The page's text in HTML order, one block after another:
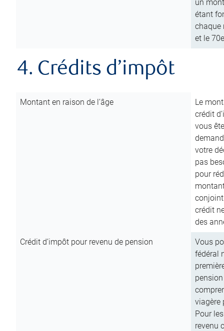
un
étant
chaque
et le
4. Crédits d’impôt
Montant en raison de l’âge
Le
crédit
vous
votre
pas
pour
conjoint
crédit
des
Crédit d’impôt pour revenu de pension
Vous
fédéral
viagère
Pour
revenu